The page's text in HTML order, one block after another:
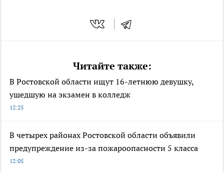
Читайте также:
В Ростовской области ищут 16-летнюю девушку,
ушедшую на экзамен в колледж
12:25
В четырех районах Ростовской области объявили
предупреждение из-за пожароопасности 5 класса
12:05